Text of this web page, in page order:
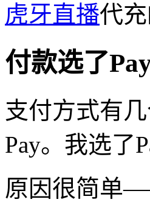
虎牙直播代
付款选了
支付方式有几
Pay。我选了
原因很简单